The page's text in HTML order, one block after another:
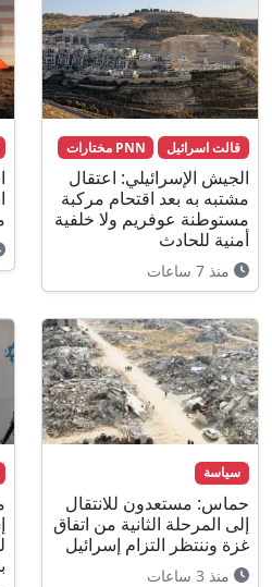
قالت اسرائيل PNN مختارات
الجيش الإسرائيلي: اعتقال
مشتبه به بعد اقتحام مركبة
مستوطنة عوفريم ولا خلفية
أمنية للحادث
منذ 7 ساعات
سياسة
حماس: مستعدون للانتقال
إلى المرحلة الثانية من اتفاق
غزة وننتظر التزام إسرائيل
منذ 3 ساعات